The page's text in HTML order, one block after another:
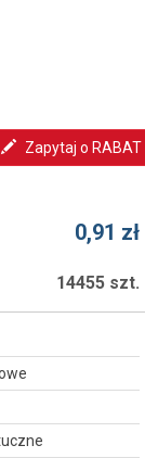
Zapytaj o RABAT
0,91 zł
14455 szt.